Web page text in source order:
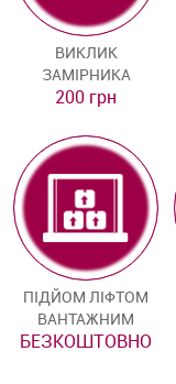
ВИКЛИК
ЗАМІРНИКА
200 грн
ПІДЙОМ ЛІФТОМ
ВАНТАЖНИМ
БЕЗКОШТОВНО